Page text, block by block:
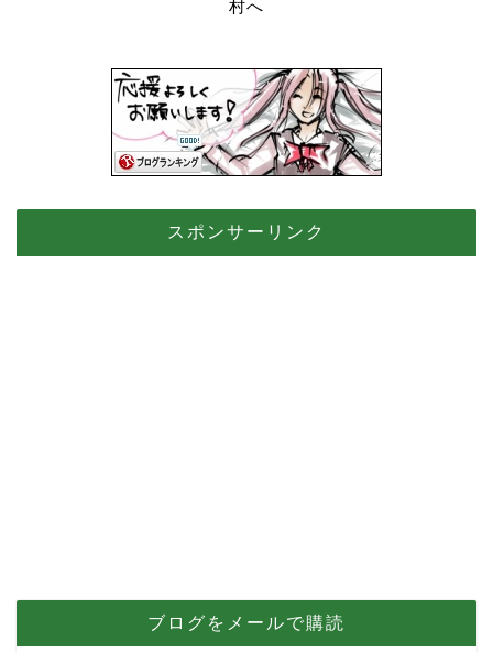
スポンサーリンク
ブログをメールで購読